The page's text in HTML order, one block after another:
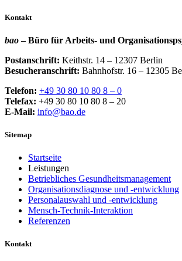
Kontakt
bao– Büro für Arbeits- und
Postanschrift: Keithstr. 14 – 12307 Berlin
Besucheranschrift: Bahnhofstr. 16 – 12305
Telefon: +49 30 80 10 80 8 – 0
Telefax: +49 30 80 10 80 8 – 20
E-Mail: info@bao.de
Sitemap
Startseite
Leistungen
Betriebliches Gesundheitsmanagement
Organisationsdiagnose und -entwicklung
Personalauswahl und -entwicklung
Mensch-Technik-Interaktion
Referenzen
Kontakt